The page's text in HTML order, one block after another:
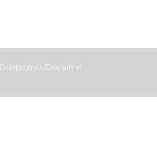
Datenschutz/Disclaimer